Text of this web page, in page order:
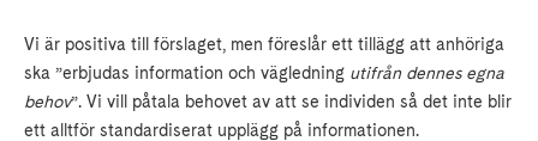
Vi är positiva till förslaget, men föreslår ett tillägg att anhöriga
ska ”erbjudas information och vägledning utifrån dennes egna
behov”. Vi vill påtala behovet av att se individen så det inte blir
ett alltför standardiserat upplägg på informationen.